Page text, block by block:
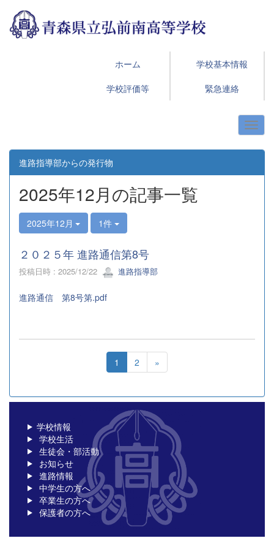
ホーム
学校基本情報
学校評価等
緊急連絡
進路指導部からの発行物
2025年12月の記事一覧
2025年12月 1件
２０２５年 進路通信第8号
投稿日時 : 2025/12/22 進路指導部
進路通信 第8号第.pdf
1 2 »
学校情報
学校生活
生徒会・部活動
お知らせ
進路情報
中学生の方へ
卒業生の方へ
保護者の方へ